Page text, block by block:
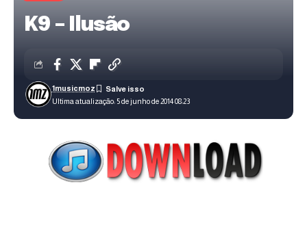
K9 – Ilusão
Ultima atualização: 5 de junho de 2014 08:23
1musicmoz